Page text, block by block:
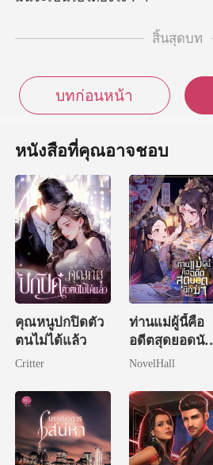
สิ้นสุดบท
บทก่อนหน้า
หนังสือที่คุณอาจชอบ
คุณหนูปกปิดตัว
ตนไม่ได้แล้ว
Critter
ท่านแม่ผู้นี้คือ
อดีตสุดยอดนัก
ฆ่า
NovelHall